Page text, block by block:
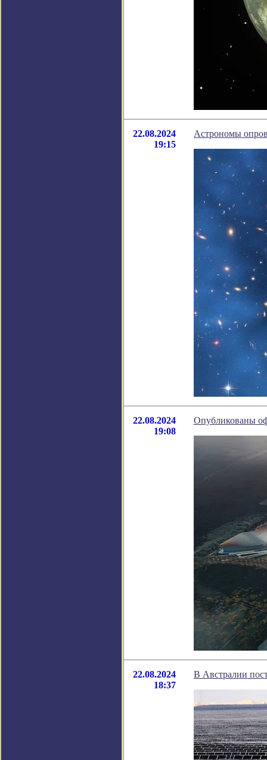
22.08.2024
19:15
Астрономы
22.08.2024
19:08
Опубликованы
22.08.2024
18:37
В Австралии